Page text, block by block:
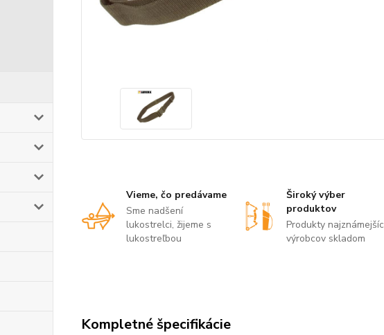
Vieme, čo predávame
Sme nadšení
lukostrelci, žijeme s
lukostreľbou
Široký výber
produktov
Produkty
výrobcov skladom
Kompletné špecifikácie